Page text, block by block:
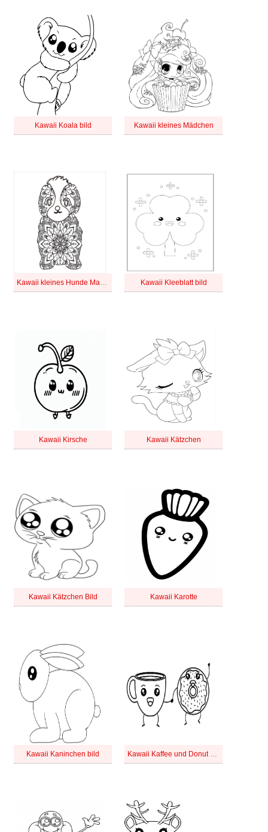
Kawaii Koala bild Kawaii kleines Mädchen
Kawaii kleines Hunde Mandala Kawaii Kleeblatt bild
Kawaii Kirsche Kawaii Kätzchen
Kawaii Kätzchen Bild Kawaii Karotte
Kawaii Kaninchen bild Kawaii Kaffee und Donut bild